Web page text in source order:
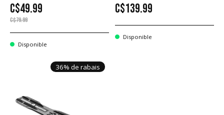
C$49.99
C$79.99
Disponible
C$139.99
Disponible
36% de rabais